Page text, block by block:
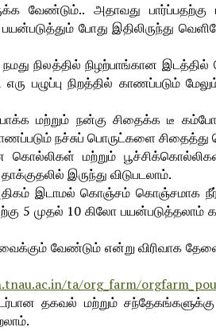
வேண்டும்.. அதாவது
போது இதிலிருந்து
நிலத்தில் நிழற்பாங்கான
பழுப்பு நிறத்தில் காணப்படும் மேலும்
மற்றும் நன்கு சிதைக்க டீ
நச்சுப் பொருட்களை சிதைத்து
கொல்லிகள் மற்றும்
இருந்து விடுபடலாம்.
இடாமல் கொஞ்சம் கொஞ்சமாக நீர்
5 முதல் 10 கிலோ பயன்படுத்தலாம்
வேண்டும் என்று விரிவாக
ta/org_farm/
தகவல் மற்றும்